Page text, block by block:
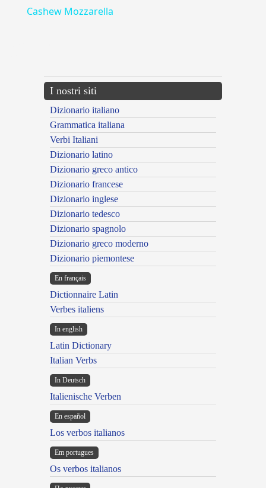
Cashew Mozzarella
I nostri siti
Dizionario italiano
Grammatica italiana
Verbi Italiani
Dizionario latino
Dizionario greco antico
Dizionario francese
Dizionario inglese
Dizionario tedesco
Dizionario spagnolo
Dizionario greco moderno
Dizionario piemontese
En français
Dictionnaire Latin
Verbes italiens
In english
Latin Dictionary
Italian Verbs
In Deutsch
Italienische Verben
En español
Los verbos italianos
Em portugues
Os verbos italianos